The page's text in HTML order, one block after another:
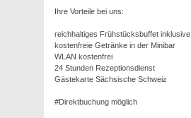
Ihre Vorteile bei uns:
reichhaltiges Frühstücksbuffet inklusive
kostenfreie Getränke in der Minibar
WLAN kostenfrei
24 Stunden Rezeptionsdienst
Gästekarte Sächsische Schweiz
#Direktbuchung möglich